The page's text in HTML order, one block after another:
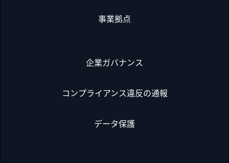
事業拠点
企業ガバナンス
コンプライアンス違反の通報
データ保護